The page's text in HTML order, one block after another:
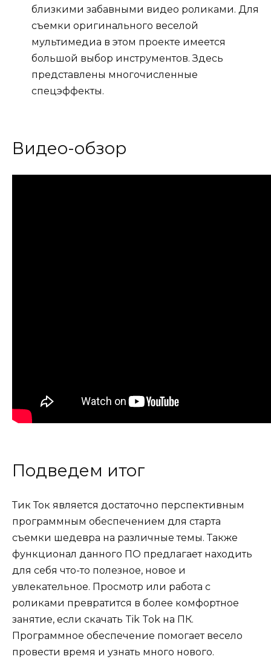
близкими забавными видео роликами. Для
съемки оригинального веселой
мультимедиа в этом проекте имеется
большой выбор инструментов. Здесь
представлены многочисленные
спецэффекты.
Видео-обзор
Подведем итог
Тик Ток является достаточно перспективным
программным обеспечением для старта
съемки шедевра на различные темы. Также
функционал данного ПО предлагает находить
для себя что-то полезное, новое и
увлекательное. Просмотр или работа с
роликами превратится в более комфортное
занятие, если скачать Tik Tok на ПК.
Программное обеспечение помогает весело
провести время и узнать много нового.